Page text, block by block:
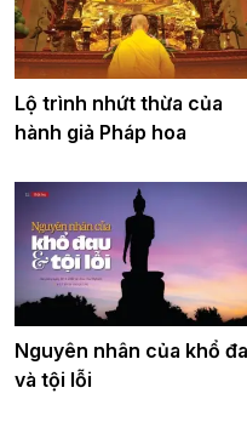
Lộ trình nhứt thừa của
hành giả Pháp hoa
Nguyên nhân của khổ
và tội lỗi